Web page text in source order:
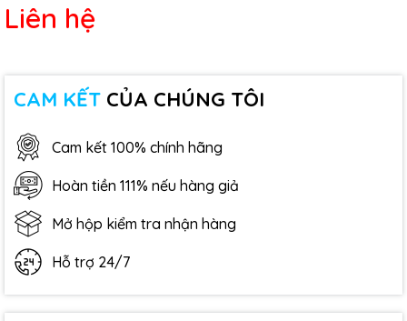
Liên hệ
CAM KẾT CỦA CHÚNG TÔI
Cam kết 100% chính hãng
Hoàn tiền 111% nếu hàng giả
Mở hộp kiểm tra nhận hàng
Hỗ trợ 24/7